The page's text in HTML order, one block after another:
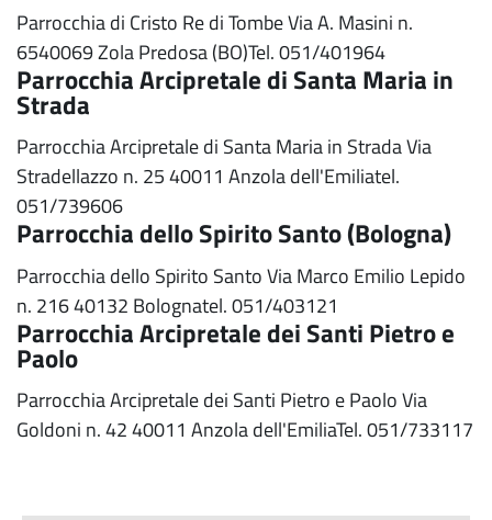
Parrocchia di Cristo Re di Tombe Via A. Masini n.
6540069 Zola Predosa (BO)Tel. 051/401964
Parrocchia Arcipretale di Santa Maria in
Strada
Parrocchia Arcipretale di Santa Maria in Strada Via
Stradellazzo n. 25 40011 Anzola dell'Emiliatel.
051/739606
Parrocchia dello Spirito Santo (Bologna)
Parrocchia dello Spirito Santo Via Marco Emilio Lepido
n. 216 40132 Bolognatel. 051/403121
Parrocchia Arcipretale dei Santi Pietro e
Paolo
Parrocchia Arcipretale dei Santi Pietro e Paolo Via
Goldoni n. 42 40011 Anzola dell'EmiliaTel. 051/733117